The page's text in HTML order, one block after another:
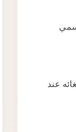
إلغائه عند